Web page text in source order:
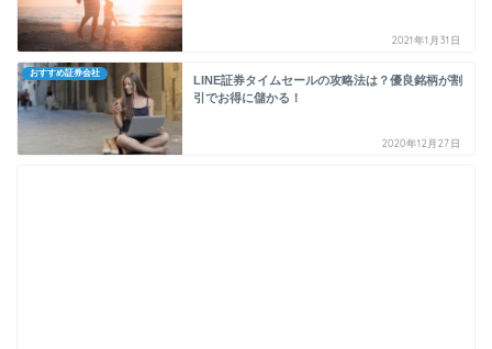
2021年1月31日
おすすめ証券会社
LINE証券タイムセールの攻略法は？優良銘柄が割
引でお得に儲かる！
2020年12月27日